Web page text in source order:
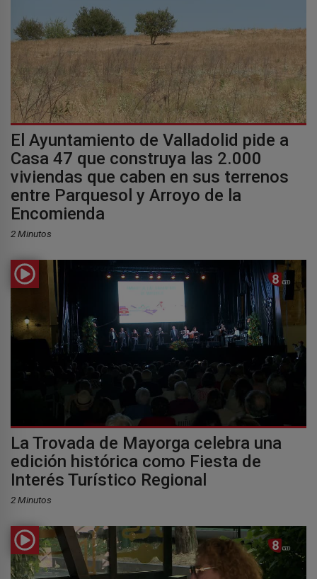
El Ayuntamiento de Valladolid pide a
Casa 47 que construya las 2.000
viviendas que caben en sus terrenos
entre Parquesol y Arroyo de la
Encomienda
2 Minutos
La Trovada de Mayorga celebra una
edición histórica como Fiesta de
Interés Turístico Regional
2 Minutos